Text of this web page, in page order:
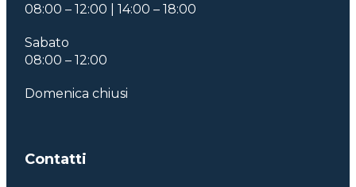
08:00 – 12:00 | 14:00 – 18:00
Sabato
08:00 – 12:00
Domenica chiusi
Contatti